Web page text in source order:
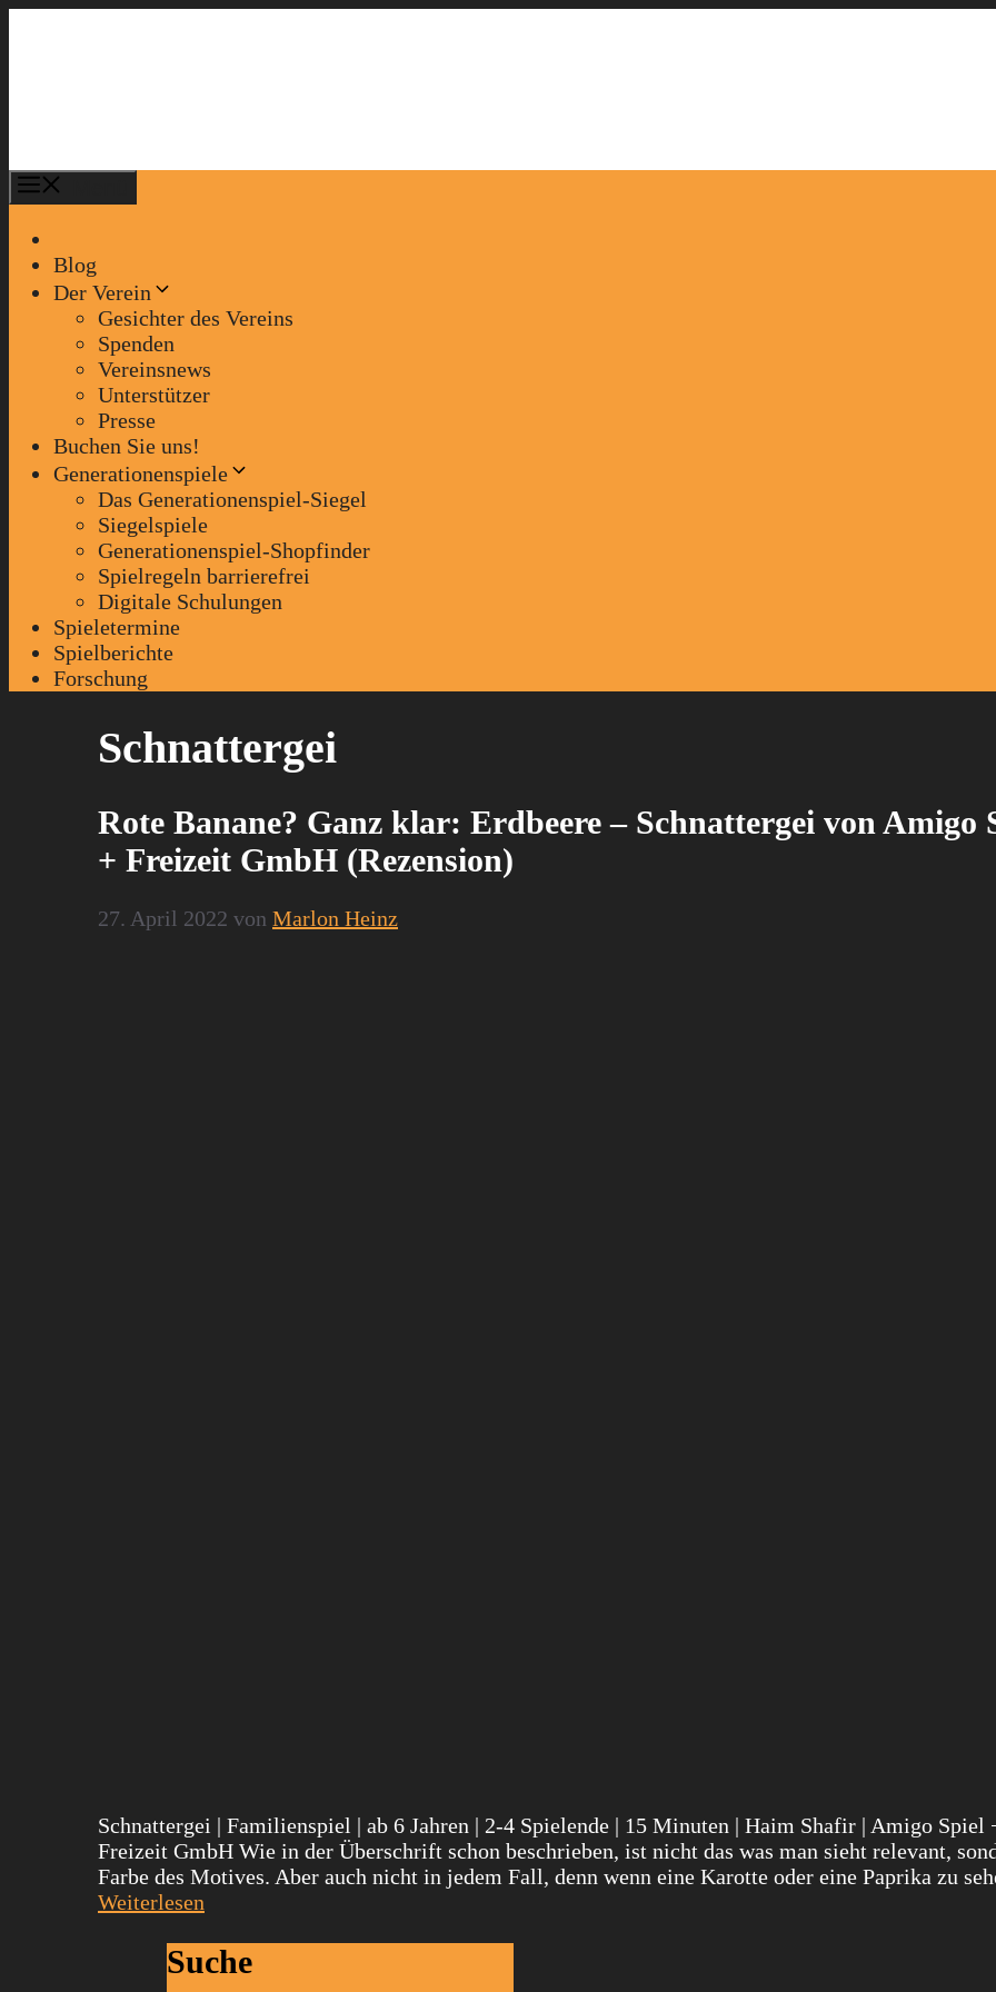
Blog
Der Verein
Gesichter des Vereins
Spenden
Vereinsnews
Unterstützer
Presse
Buchen Sie uns!
Generationenspiele
Das Generationenspiel-Siegel
Siegelspiele
Generationenspiel-Shopfinder
Spielregeln barrierefrei
Digitale Schulungen
Spieletermine
Spielberichte
Forschung
Schnattergei
Rote Banane? Ganz klar: Erdbeere – Schnattergei von Amigo
+ Freizeit GmbH (Rezension)
27. April 2022 von Marlon Heinz
Schnattergei | Familienspiel | ab 6 Jahren | 2-4 Spielende | 15 Minuten | Haim Shafir | Amigo Spiel
Freizeit GmbH Wie in der Überschrift schon beschrieben, ist nicht das was man sieht relevant,
Farbe des Motives. Aber auch nicht in jedem Fall, denn wenn eine Karotte oder eine Paprika zu
Weiterlesen
Suche